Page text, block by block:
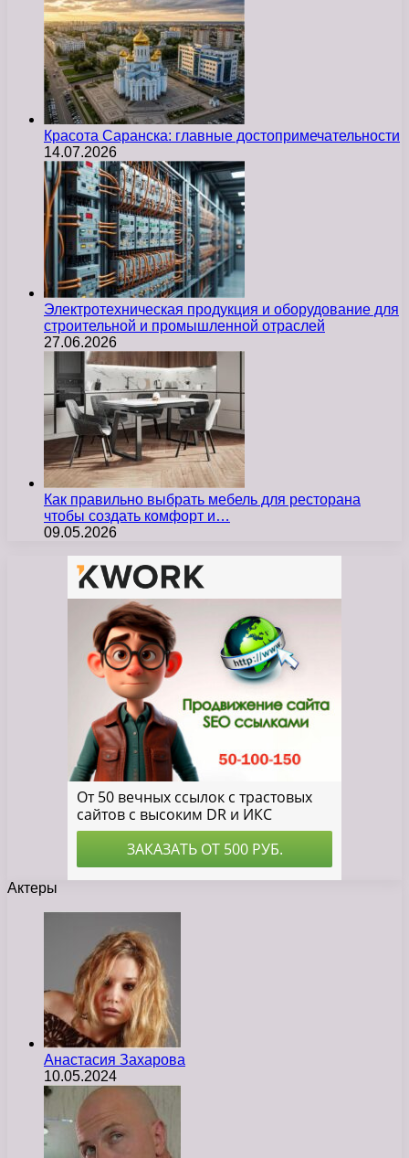
Красота Саранска: главные достопримечательности
14.07.2026
Электротехническая продукция и оборудование для
строительной и промышленной отраслей
27.06.2026
Как правильно выбрать мебель для ресторана
чтобы создать комфорт и…
09.05.2026
Актеры
Анастасия Захарова
10.05.2024